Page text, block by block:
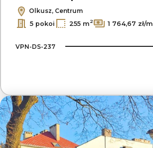
Olkusz, Centrum
5 pokoi
255 m2 1 764,67 zł/m
VPN-DS-237